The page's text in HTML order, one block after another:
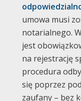
umowa musi
notarialnego.
jest
na rejestrację
procedura
się poprzez
zaufany – bez